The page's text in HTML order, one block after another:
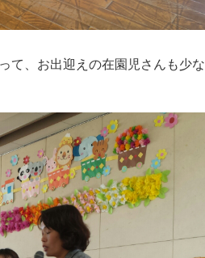
て、お出迎えの在園児さんも少な